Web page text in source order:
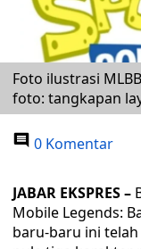
Foto ilustrasi
foto: tangkapan
0 Komentar
JABAR EKSPRES –
Mobile Legends:
baru-baru ini